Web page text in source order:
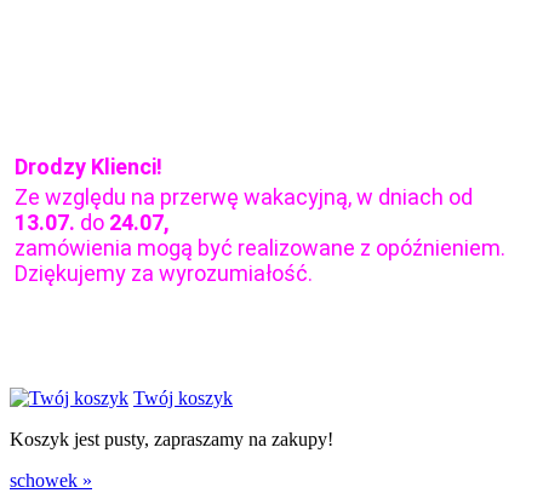
Drodzy Klienci!
Ze względu na przerwę wakacyjną, w dniach od
13.07. do 24.07,
zamówienia mogą być realizowane z opóźnieniem.
Dziękujemy za wyrozumiałość.
Twój koszyk
Koszyk jest pusty, zapraszamy na zakupy!
schowek »